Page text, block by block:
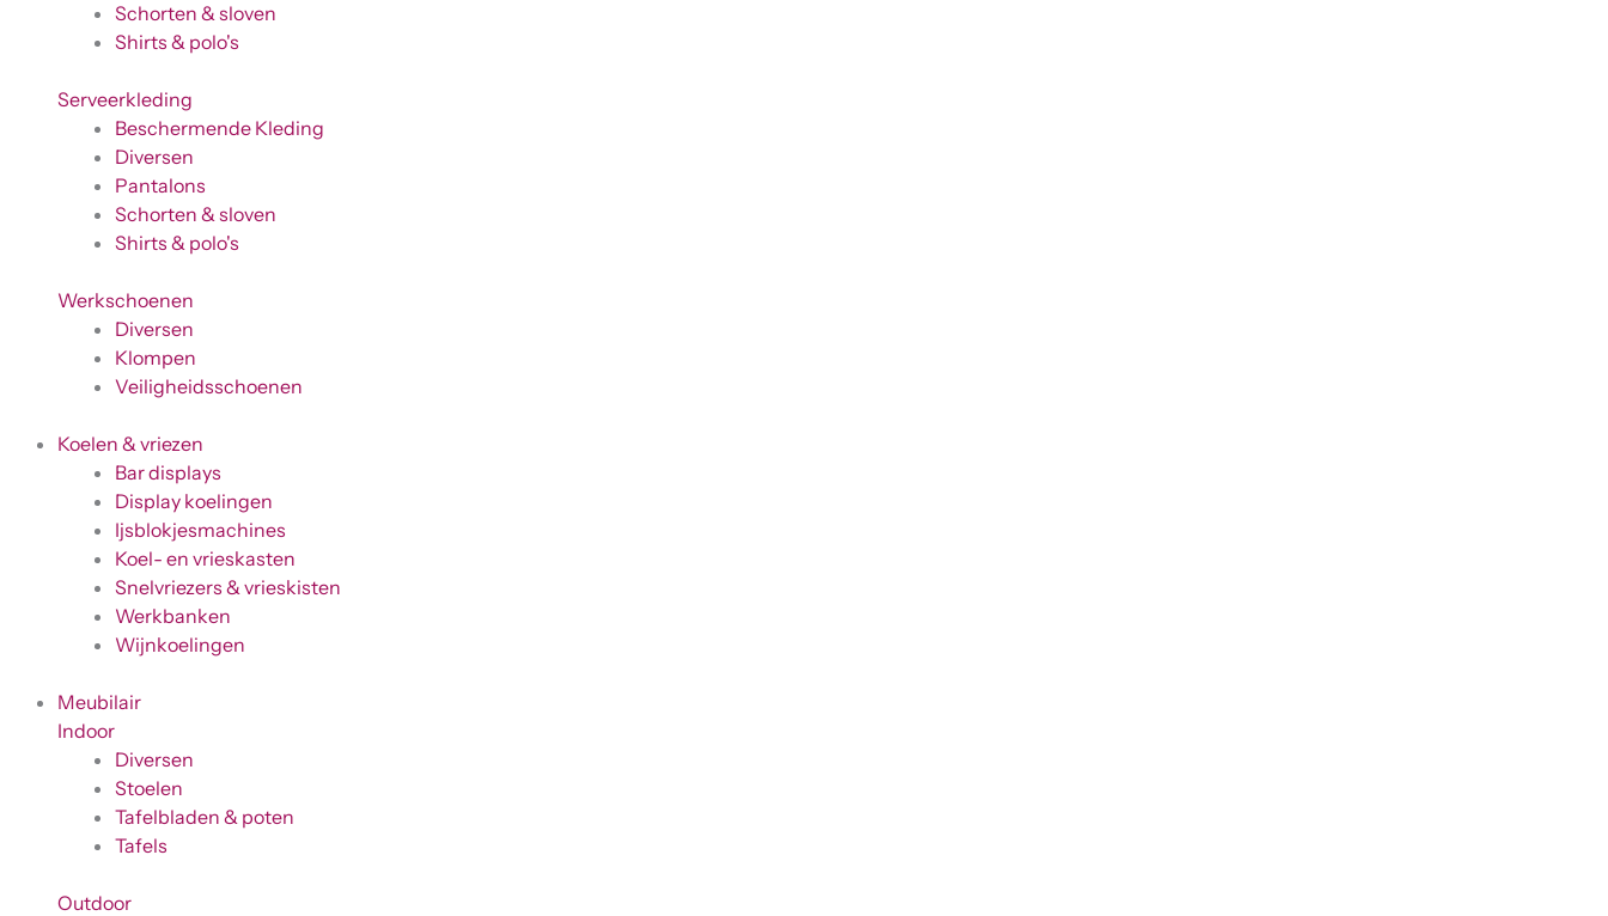
Schorten & sloven
Shirts & polo's
Serveerkleding
Beschermende Kleding
Diversen
Pantalons
Schorten & sloven
Shirts & polo's
Werkschoenen
Diversen
Klompen
Veiligheidsschoenen
Koelen & vriezen
Bar displays
Display koelingen
Ijsblokjesmachines
Koel- en vrieskasten
Snelvriezers & vrieskisten
Werkbanken
Wijnkoelingen
Meubilair
Indoor
Diversen
Stoelen
Tafelbladen & poten
Tafels
Outdoor